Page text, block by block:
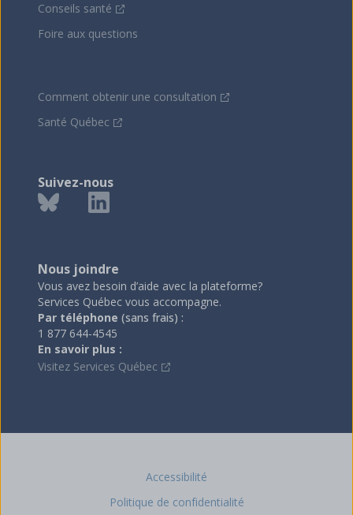
Conseils santé
Foire aux questions
Comment obtenir une consultation
Santé Québec
Suivez-nous
Nous joindre
Vous avez besoin d’aide avec la plateforme?
Services Québec vous accompagne.
Par téléphone (sans frais) :
1 877 644-4545
En savoir plus :
Visitez Services Québec
Accessibilité
Politique de confidentialité